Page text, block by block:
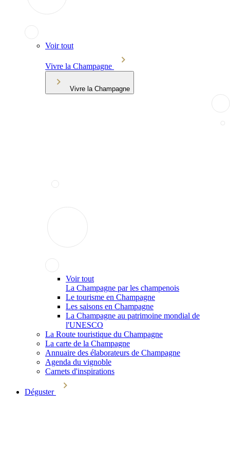
Voir tout
Vivre la Champagne
Vivre la Champagne
Voir tout
La Champagne par les champenois
Le tourisme en Champagne
Les saisons en Champagne
La Champagne au patrimoine mondial de
l'UNESCO
La Route touristique du Champagne
La carte de la Champagne
Annuaire des élaborateurs de Champagne
Agenda du vignoble
Carnets d'inspirations
Déguster